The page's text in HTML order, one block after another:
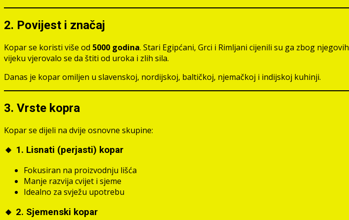
2. Povijest i značaj
Kopar se koristi više od 5000 godina. Stari Egipćani, Grci i Rimljani cijenili su ga zbog njegovih
vijeku vjerovalo se da štiti od uroka i zlih sila.
Danas je kopar omiljen u slavenskoj, nordijskoj, baltičkoj, njemačkoj i indijskoj kuhinji.
3. Vrste kopra
Kopar se dijeli na dvije osnovne skupine:
🔸 1. Lisnati (perjasti) kopar
Fokusiran na proizvodnju lišća
Manje razvija cvijet i sjeme
Idealno za svježu upotrebu
🔸 2. Sjemenski kopar